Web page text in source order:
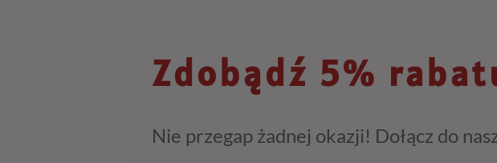
Zdobądź 5%
Nie przegap żadnej okazji! Dołącz do